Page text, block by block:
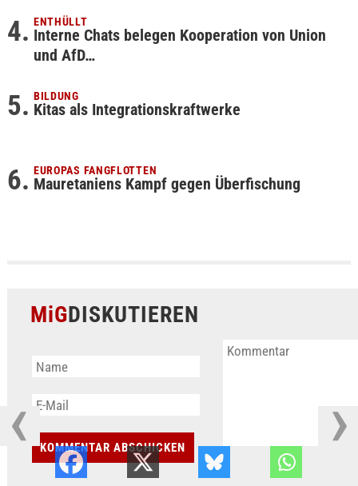
ENTHÜLLT
Interne Chats belegen Kooperation von Union
und AfD…
BILDUNG
Kitas als Integrationskraftwerke
EUROPAS FANGFLOTTEN
Mauretaniens Kampf gegen Überfischung
MiGDISKUTIEREN